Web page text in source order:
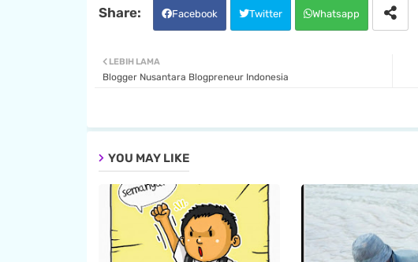
Facebook Twitter Whatsapp
LEBIH LAMA
Blogger Nusantara Blogpreneur Indonesia
YOU MAY LIKE